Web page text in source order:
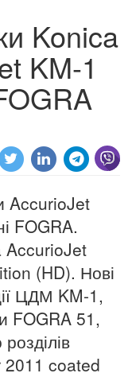
Konica
KM-1
AccurioJet
FOGRA.
AccurioJet
(HD). Нові
ЦДМ KM-1,
FOGRA 51,
2011 coated